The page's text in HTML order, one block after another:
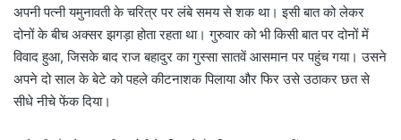
अपनी पत्नी यमुनावती के चरित्र पर लंबे समय से शक था। इसी बात को लेकर
दोनों के बीच अक्सर झगड़ा होता रहता था। गुरुवार को भी किसी बात पर दोनों में
विवाद हुआ, जिसके बाद राज बहादुर का गुस्सा सातवें आसमान पर पहुंच गया। उसने
अपने दो साल के बेटे को पहले कीटनाशक पिलाया और फिर उसे उठाकर छत से
सीधे नीचे फेंक दिया।